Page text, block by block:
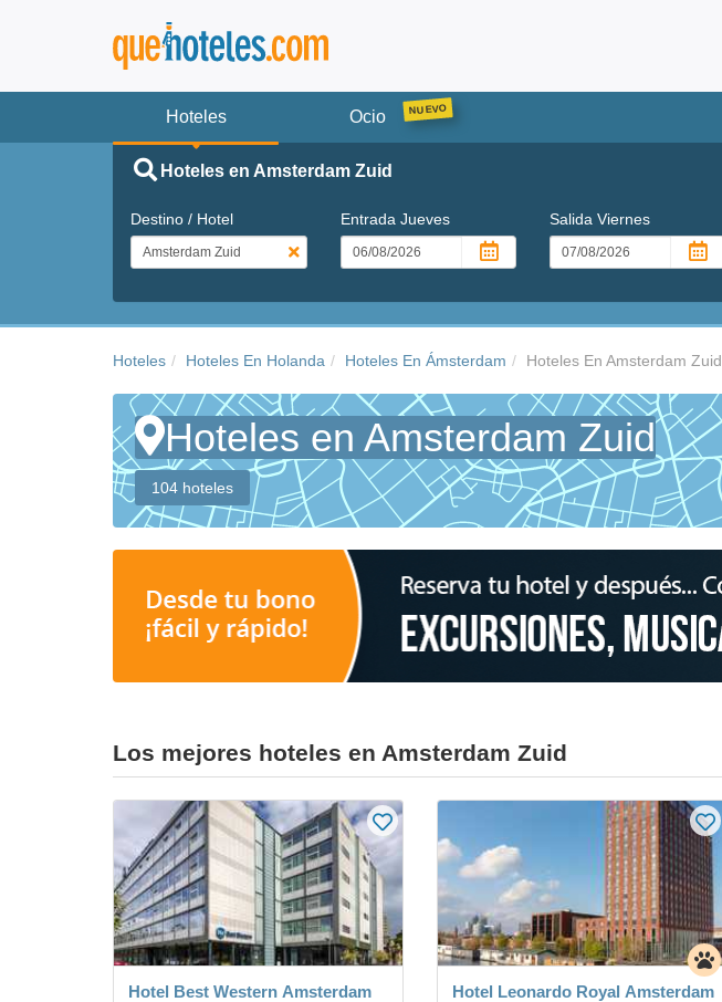
Hoteles Ocio
Hoteles en Amsterdam Zuid
Destino / Hotel Entrada Jueves SalidaViernes
Hoteles Hoteles En Holanda Hoteles En Ámsterdam Hoteles En Amsterdam Zuid
Hoteles en Amsterdam Zuid
104 hoteles
Los mejores hoteles en Amsterdam Zuid
Hotel Best Western Amsterdam Hotel Leonardo Royal Amsterdam